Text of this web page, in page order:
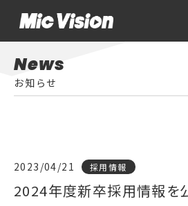
News
お知らせ
2023/04/21 採用情報
2024年度新卒採用情報を